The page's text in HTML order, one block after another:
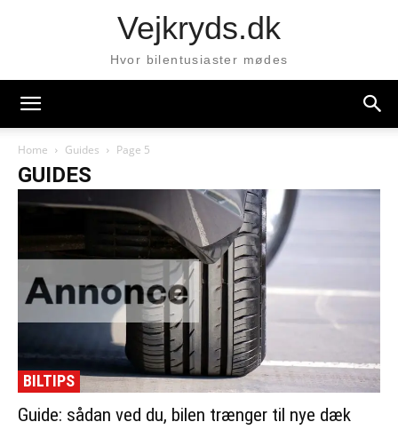
Vejkryds.dk
Hvor bilentusiaster mødes
Home Guides Page 5
GUIDES
BILTIPS
Guide: sådan ved du, bilen trænger til nye dæk